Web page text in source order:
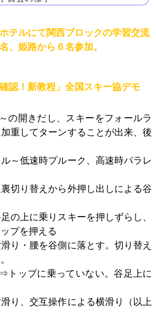
テルにて関西ブロックの学習交流
、姫路から６名参加。
認！新教程」全国スキー協デモ
の開きだし、スキーをフォールラ
重してターンすることが出来、後
～低速時プルーク、高速時パラレ
切り替えから外押し出しによる谷
の上に乗りスキーを押しずらし、
プを押える
り・腰を谷側に落とす。切り替え
ップに乗っていない。谷足上に
、交互操作による横滑り（以上